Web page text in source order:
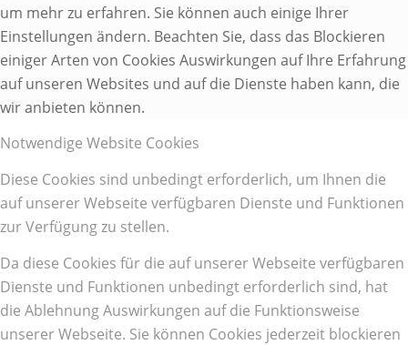
um mehr zu erfahren. Sie können auch einige Ihrer
Einstellungen ändern. Beachten Sie, dass das Blockieren
einiger Arten von Cookies Auswirkungen auf Ihre Erfahrung
auf unseren Websites und auf die Dienste haben kann, die
wir anbieten können.
Notwendige Website Cookies
Diese Cookies sind unbedingt erforderlich, um Ihnen die
auf unserer Webseite verfügbaren Dienste und Funktionen
zur Verfügung zu stellen.
Da diese Cookies für die auf unserer Webseite verfügbaren
Dienste und Funktionen unbedingt erforderlich sind, hat
die Ablehnung Auswirkungen auf die Funktionsweise
unserer Webseite. Sie können Cookies jederzeit blockieren